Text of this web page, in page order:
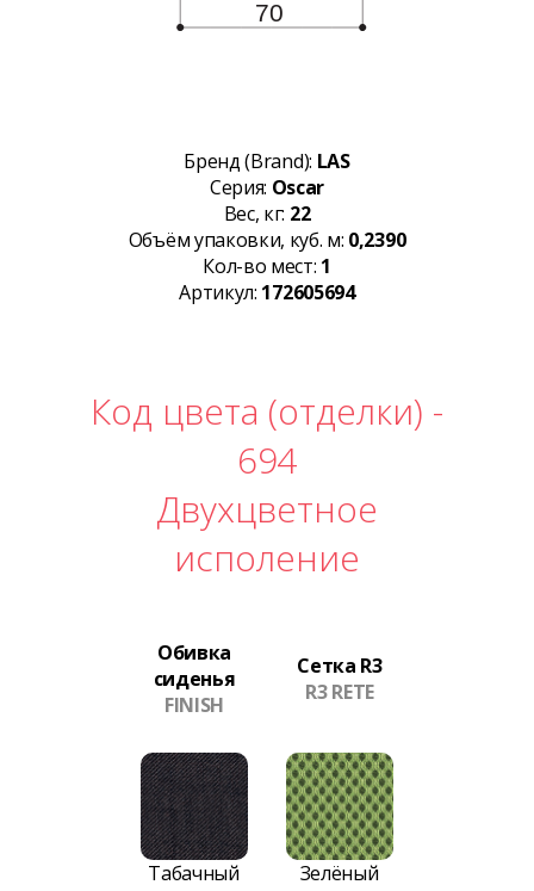
Бренд (Brand): LAS
Серия: Oscar
Вес, кг: 22
Объём упаковки, куб. м: 0,2390
Кол-во мест: 1
Артикул: 172605694
Код цвета (отделки) -
694
Двухцветное
исполение
Обивка
сиденья
FINISH
Сетка R3
R3 RETE
Табачный
Зелёный